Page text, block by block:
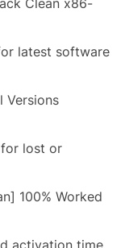
latest software
Versions
lost or
100% Worked
activation time